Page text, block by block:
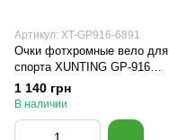
Артикул: XT-GP916-6891
Очки фотхромные вело для
спорта XUNTING GP-916
Черные
1 140 грн
В наличии